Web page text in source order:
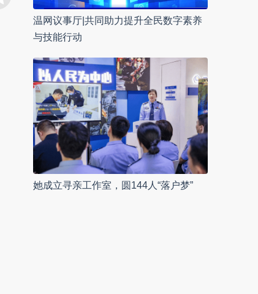
温网议事厅|共同助力提升全民数字素养
与技能行动
她成立寻亲工作室，圆144人“落户梦”